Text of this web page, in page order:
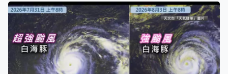
跟進及調查。若有足夠證據，會諮詢律政司意見並提出檢
控。